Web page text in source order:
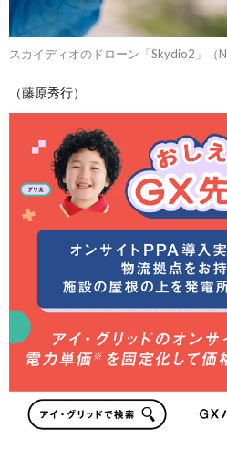
スカイディオのドローン「Skydio2」（
（藤原秀行）